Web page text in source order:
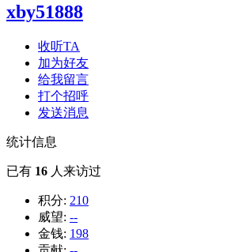
xby51888
收听TA
加为好友
给我留言
打个招呼
发送消息
统计信息
已有 16 人来访过
积分: 210
威望: --
金钱: 198